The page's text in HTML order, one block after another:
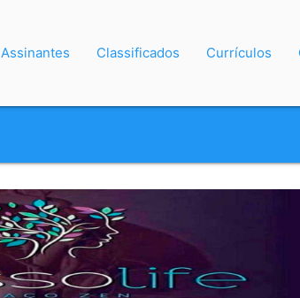
Assinantes Classificados Currículos